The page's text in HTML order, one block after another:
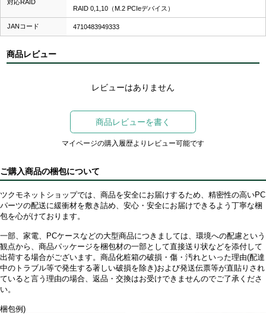
対応RAID
RAID 0,1,10（M.2 PCIeデバイス）
JANコード 4710483949333
商品レビュー
レビューはありません
商品レビューを書く
マイページの購入履歴よりレビュー可能です
ご購入商品の梱包について
ツクモネットショップでは、商品を安全にお届けするため、精密性の高いPC
パーツの配送に緩衝材を敷き詰め、安心・安全にお届けできるよう丁寧な梱
包を心がけております。
一部、家電、PCケースなどの大型商品につきましては、環境への配慮という
観点から、商品パッケージを梱包材の一部として直接送り状などを添付して
出荷する場合がございます。商品化粧箱の破損・傷・汚れといった理由(配達
中のトラブル等で発生する著しい破損を除き)および発送伝票等が直貼りされ
ていると言う理由の場合、返品・交換はお受けできませんのでご了承くださ
い。
梱包例)